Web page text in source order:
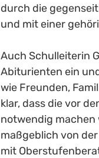
durch die
und mit einer
Auch Schulleiterin
Abiturienten ein
wie Freunden,
klar, dass die vor
notwendig
maßgeblich von
mit